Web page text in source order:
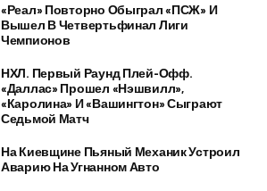
«Реал» Повторно Обыграл «ПСЖ» И
Вышел В Четвертьфинал Лиги
Чемпионов
НХЛ. Первый Раунд Плей-Офф.
«Даллас» Прошел «Нэшвилл»,
«Каролина» И «Вашингтон» Сыграют
Седьмой Матч
На Киевщине Пьяный Механик Устроил
Аварию На Угнанном Авто